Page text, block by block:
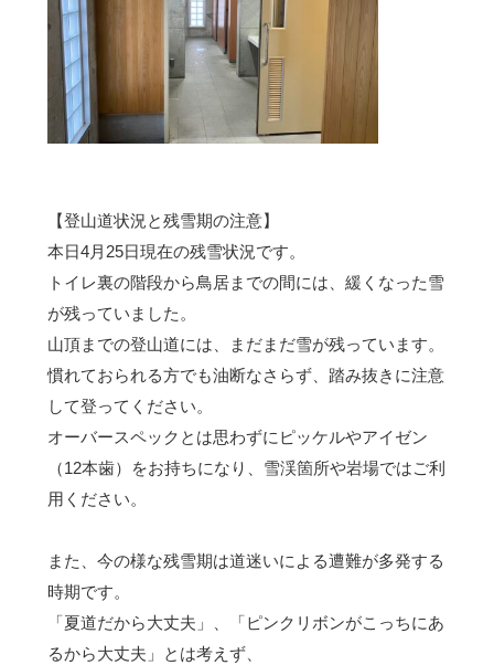
【登山道状況と残雪期の注意】
本日4月25日現在の残雪状況です。
トイレ裏の階段から鳥居までの間には、緩くなった雪
が残っていました。
山頂までの登山道には、まだまだ雪が残っています。
慣れておられる方でも油断なさらず、踏み抜きに注意
して登ってください。
オーバースペックとは思わずにピッケルやアイゼン
（12本歯）をお持ちになり、雪渓箇所や岩場ではご利
用ください。
また、今の様な残雪期は道迷いによる遭難が多発する
時期です。
「夏道だから大丈夫」、「ピンクリボンがこっちにあ
るから大丈夫」とは考えず、